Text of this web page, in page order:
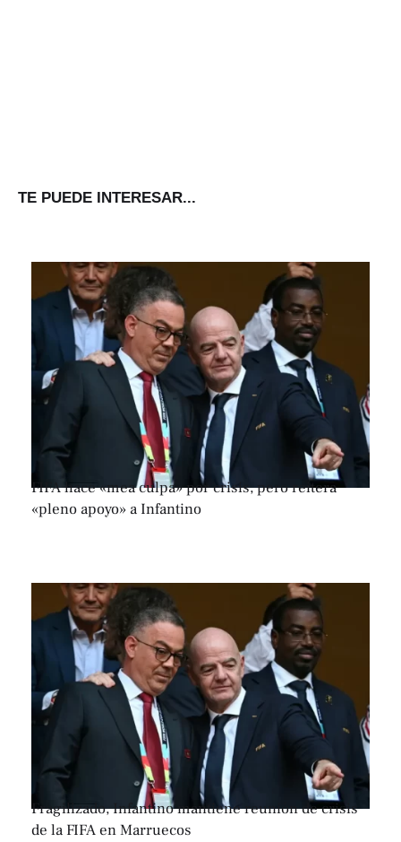
TE PUEDE INTERESAR...
FIFA hace «mea culpa» por crisis, pero reitera
«pleno apoyo» a Infantino
Fragilizado, Infantino mantiene reunión de crisis
de la FIFA en Marruecos